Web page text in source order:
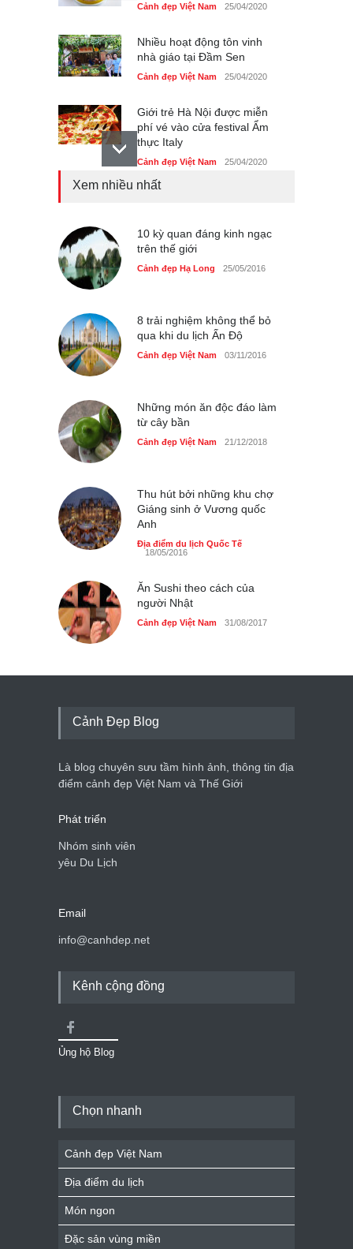
Cảnh đẹp Việt Nam 25/04/2020
Nhiều hoạt động tôn vinh
nhà giáo tại Đầm Sen
Cảnh đẹp Việt Nam 25/04/2020
Giới trẻ Hà Nội được miễn
phí vé vào cửa festival Ẩm
thực Italy
Cảnh đẹp Việt Nam 25/04/2020
Cảnh đẹp Việt Nam 25/04/2020
Bán đảo Sơn Trà sẽ là khu
Xem nhiều nhất
10 kỳ quan đáng kinh ngạc
trên thế giới
Cảnh đẹp Hạ Long 25/05/2016
8 trải nghiệm không thể bỏ
qua khi du lịch Ấn Độ
Cảnh đẹp Việt Nam 03/11/2016
Những món ăn độc đáo làm
từ cây bần
Cảnh đẹp Việt Nam 21/12/2018
Thu hút bởi những khu chợ
Giáng sinh ở Vương quốc
Anh
Địa điểm du lịch Quốc Tế
18/05/2016
Ăn Sushi theo cách của
người Nhật
Cảnh đẹp Việt Nam 31/08/2017
Cảnh Đẹp Blog
Là blog chuyên sưu tầm hình ảnh, thông tin địa
điểm cảnh đẹp Việt Nam và Thế Giới
Phát triển
Nhóm sinh viên
yêu Du Lịch
Email
info@canhdep.net
Kênh cộng đồng
Ủng hộ Blog
Chọn nhanh
Cảnh đẹp Việt Nam
Địa điểm du lịch
Món ngon
Đặc sản vùng miền